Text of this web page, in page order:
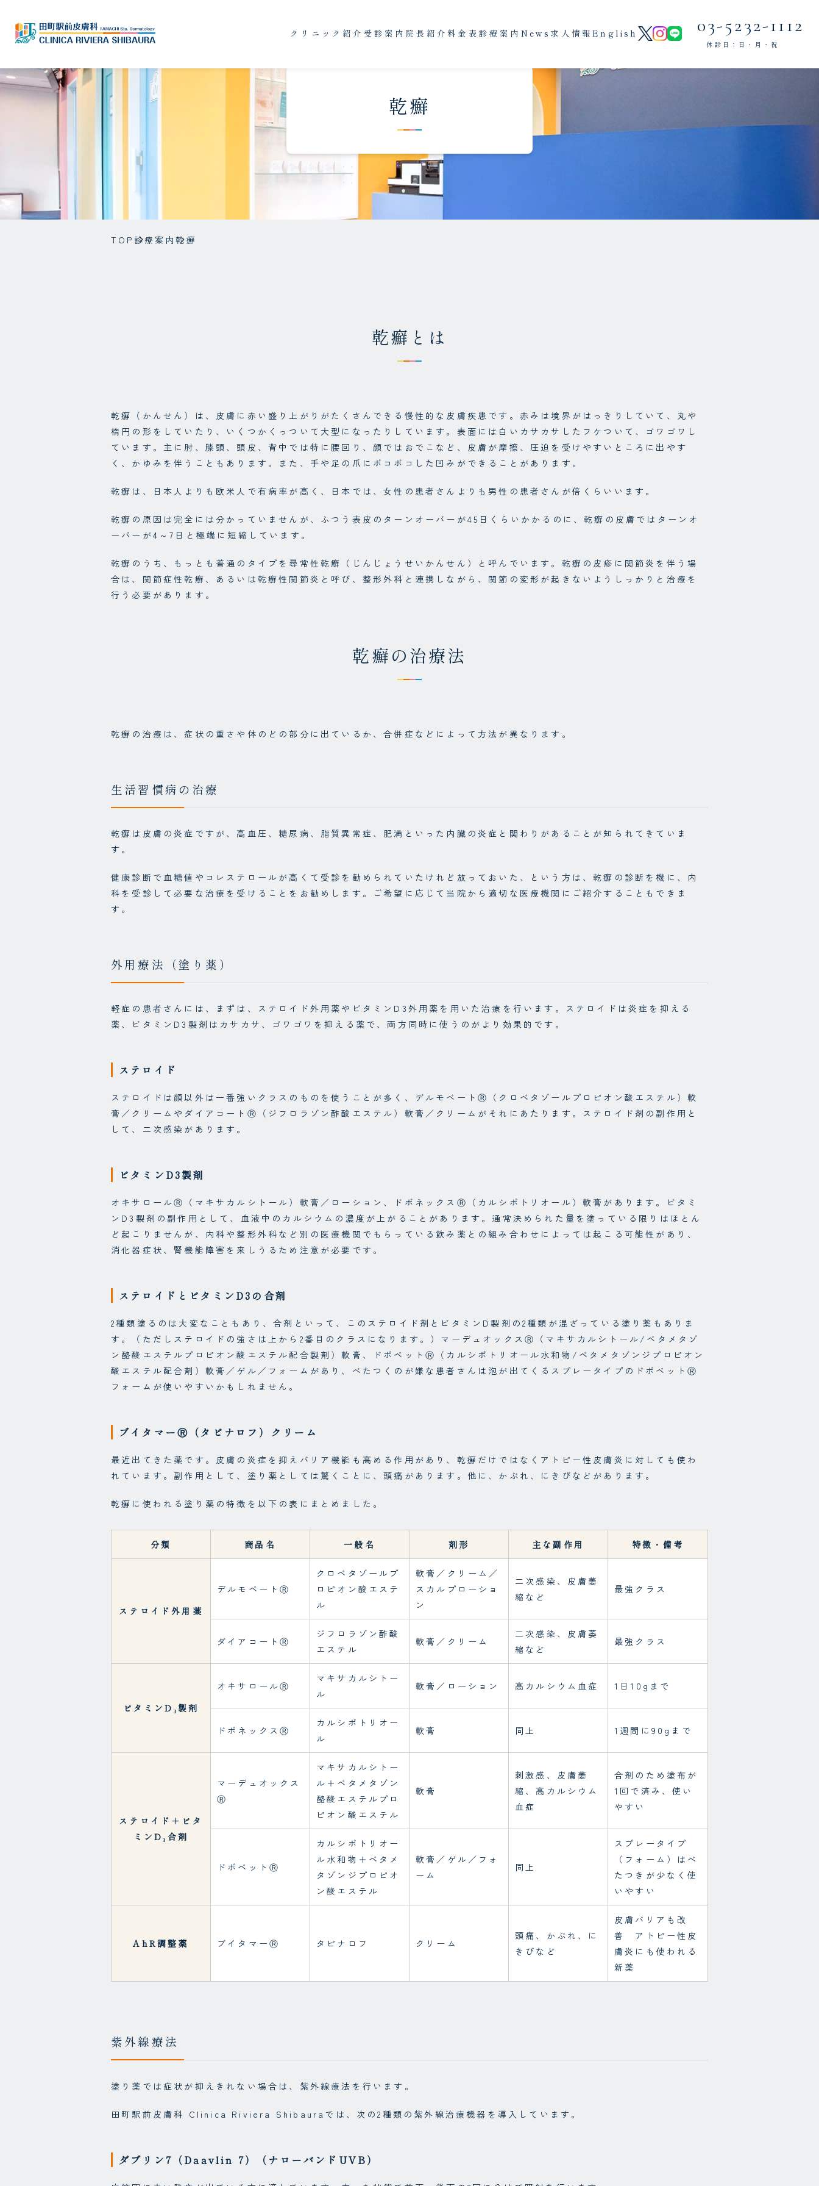
クリニック紹介 受診案内 院長紹介 料金表 診療案内 News 求人情報English 03-5232-1112
休診日：日・月・祝
乾癬
TOP 診療案内乾癬
乾癬とは
乾癬（かんせん）は、皮膚に赤い盛り上がりがたくさんできる慢性的な皮膚疾患です。赤みは境界がはっきりしていて、丸や
楕円の形をしていたり、いくつかくっついて大型になったりしています。表面には白いカサカサしたフケついて、ゴワゴワし
ています。主に肘、膝頭、頭皮、背中では特に腰回り、顔ではおでこなど、皮膚が摩擦、圧迫を受けやすいところに出やす
く、かゆみを伴うこともあります。また、手や足の爪にボコボコした凹みができることがあります。
乾癬は、日本人よりも欧米人で有病率が高く、日本では、女性の患者さんよりも男性の患者さんが倍くらいいます。
乾癬の原因は完全には分かっていませんが、ふつう表皮のターンオーバーが45日くらいかかるのに、乾癬の皮膚ではターンオ
ーバーが4～7日と極端に短縮しています。
乾癬のうち、もっとも普通のタイプを尋常性乾癬（じんじょうせいかんせん）と呼んでいます。乾癬の皮疹に関節炎を伴う場
合は、関節症性乾癬、あるいは乾癬性関節炎と呼び、整形外科と連携しながら、関節の変形が起きないようしっかりと治療を
行う必要があります。
乾癬の治療法
乾癬の治療は、症状の重さや体のどの部分に出ているか、合併症などによって方法が異なります。
生活習慣病の治療
乾癬は皮膚の炎症ですが、高血圧、糖尿病、脂質異常症、肥満といった内臓の炎症と関わりがあることが知られてきていま
す。
健康診断で血糖値やコレステロールが高くて受診を勧められていたけれど放っておいた、という方は、乾癬の診断を機に、内
科を受診して必要な治療を受けることをお勧めします。ご希望に応じて当院から適切な医療機関にご紹介することもできま
す。
外用療法（塗り薬）
軽症の患者さんには、まずは、ステロイド外用薬やビタミンD3外用薬を用いた治療を行います。ステロイドは炎症を抑える
薬、ビタミンD3製剤はカサカサ、ゴワゴワを抑える薬で、両方同時に使うのがより効果的です。
ステロイド
ステロイドは顔以外は一番強いクラスのものを使うことが多く、デルモベートⓇ（クロベタゾールプロピオン酸エステル）軟
膏／クリームやダイアコートⓇ（ジフロラゾン酢酸エステル）軟膏／クリームがそれにあたります。ステロイド剤の副作用と
して、二次感染があります。
ビタミンD3製剤
オキサロールⓇ（マキサカルシトール）軟膏／ローション、ドボネックスⓇ（カルシポトリオール）軟膏があります。ビタミ
ンD3製剤の副作用として、血液中のカルシウムの濃度が上がることがあります。通常決められた量を塗っている限りはほとん
ど起こりませんが、内科や整形外科など別の医療機関でもらっている飲み薬との組み合わせによっては起こる可能性があり、
消化器症状、腎機能障害を来しうるため注意が必要です。
ステロイドとビタミンD3の合剤
2種類塗るのは大変なこともあり、合剤といって、このステロイド剤とビタミンD製剤の2種類が混ざっている塗り薬もありま
す。（ただしステロイドの強さは上から2番目のクラスになります。）マーデュオックスⓇ（マキサカルシトール/ベタメタゾ
ン酪酸エステルプロピオン酸エステル配合製剤）軟膏、ドボベットⓇ（カルシポトリオール水和物/ベタメタゾンジプロピオン
酸エステル配合剤）軟膏／ゲル／フォームがあり、べたつくのが嫌な患者さんは泡が出てくるスプレータイプのドボベットⓇ
フォームが使いやすいかもしれません。
ブイタマーⓇ（タピナロフ）クリーム
最近出てきた薬です。皮膚の炎症を抑えバリア機能も高める作用があり、乾癬だけではなくアトピー性皮膚炎に対しても使わ
れています。副作用として、塗り薬としては驚くことに、頭痛があります。他に、かぶれ、にきびなどがあります。
乾癬に使われる塗り薬の特徴を以下の表にまとめました。
分類 商品名 一般名 剤形 主な副作用 特徴・備考
ステロイド外用薬
デルモベートⓇ
クロベタゾールプ
ロピオン酸エステ
ル
軟膏／クリーム／
スカルプローショ
ン
二次感染、皮膚萎
縮など
最強クラス
ダイアコートⓇ
ジフロラゾン酢酸
エステル
軟膏／クリーム
二次感染、皮膚萎
縮など
最強クラス
ビタミンD₃製剤
オキサロールⓇ
マキサカルシトー
ル
軟膏／ローション 高カルシウム血症 1日10gまで
ドボネックスⓇ
カルシポトリオー
ル
軟膏 同上 1週間に90gまで
ステロイド＋ビタ
ミンD₃合剤
マーデュオックス
Ⓡ
マキサカルシトー
ル＋ベタメタゾン
酪酸エステルプロ
ピオン酸エステル
軟膏
刺激感、皮膚萎
縮、高カルシウム
血症
合剤のため塗布が
1回で済み、使い
やすい
ドボベットⓇ
カルシポトリオー
ル水和物＋ベタメ
タゾンジプロピオ
ン酸エステル
軟膏／ゲル／フォ
ーム
同上
スプレータイプ
（フォーム）はべ
たつきが少なく使
いやすい
AhR調整薬 ブイタマーⓇ タピナロフ クリーム
頭痛、かぶれ、に
きびなど
皮膚バリアも改
善 アトピー性皮
膚炎にも使われる
新薬
紫外線療法
塗り薬では症状が抑えきれない場合は、紫外線療法を行います。
田町駅前皮膚科 Clinica Riviera Shibauraでは、次の2種類の紫外線治療機器を導入しています。
ダブリン7（Daavlin 7）（ナローバンドUVB）